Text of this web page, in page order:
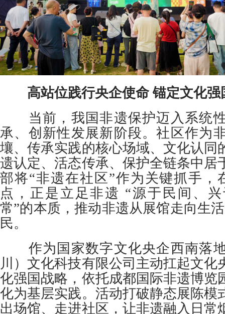
高站位践行央企使命 锚定文化
当前，我国非遗保护迈入系统
承、创新性发展新阶段。社区作为
壤、传承实践的核心场域、文化认同
遗认定、活态传承、保护全链条中居
部将“非遗在社区”作为关键抓手，
点，正是立足非遗 “源于民间、
常”的本质，推动非遗从展馆走向生
民。
作为国家数字文化央企西南落
川）文化科技有限公司主动扛起文化
化强国战略，依托成都国际非遗博览
化为基层实践。活动打破静态展陈模
出场馆、走进社区，让非遗融入日常